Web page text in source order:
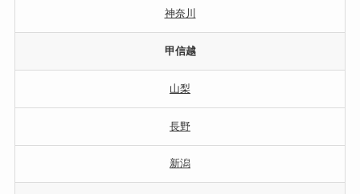
神奈川
甲信越
山梨
長野
新潟